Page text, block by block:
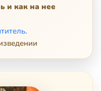
и как на нее
.